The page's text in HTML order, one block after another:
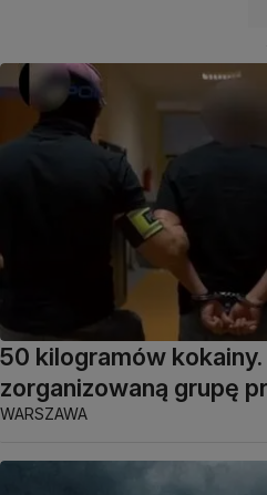
50 kilogramów kokainy.
zorganizowaną grupę
WARSZAWA